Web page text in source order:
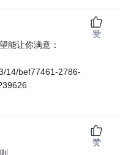
能让你满意：
14/bef77461-2786-
赞
赞